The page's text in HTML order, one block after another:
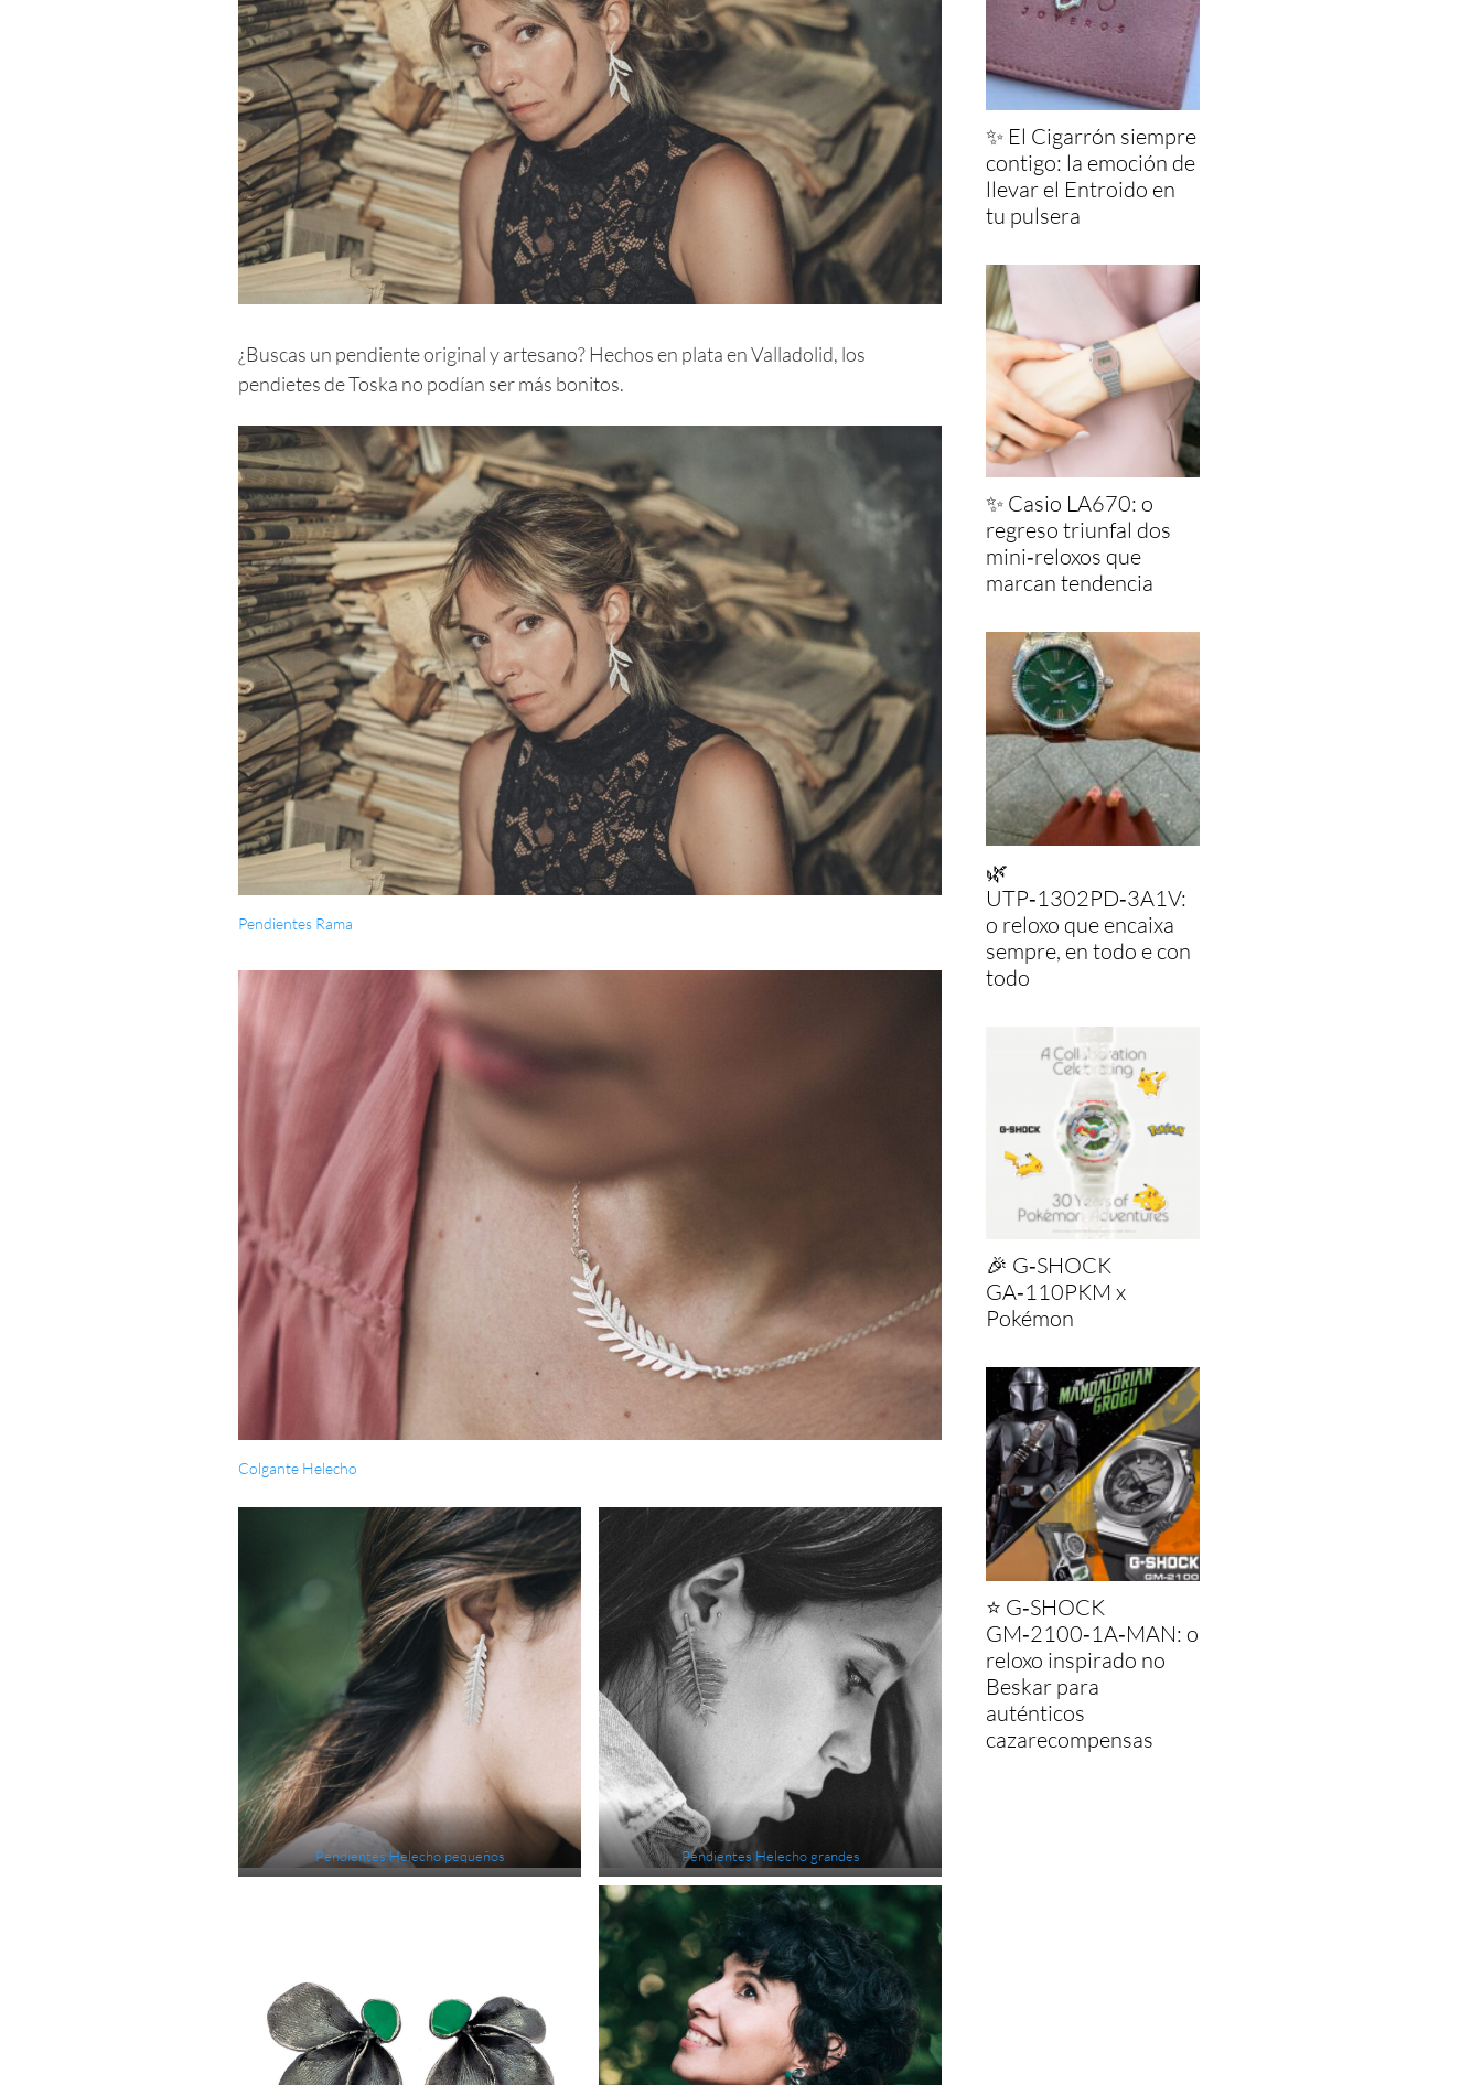
¿Buscas un pendiente original y artesano? Hechos en plata en Valladolid, los
pendietes de Toska no podían ser más bonitos.
Pendientes Rama
Colgante Helecho
Pendientes Helecho pequeños Pendientes Helecho grandes
✨ El Cigarrón siempre
contigo: la emoción de
llevar el Entroido en
tu pulsera
✨ Casio LA670: o
regreso triunfal dos
mini‑reloxos que
marcan tendencia
🌿
UTP‑1302PD‑3A1V:
o reloxo que encaixa
sempre, en todo e con
todo
🎉 G‑SHOCK
GA‑110PKM x
Pokémon
⭐ G‑SHOCK
GM‑2100‑1A‑MAN: o
reloxo inspirado no
Beskar para
auténticos
cazarecompensas